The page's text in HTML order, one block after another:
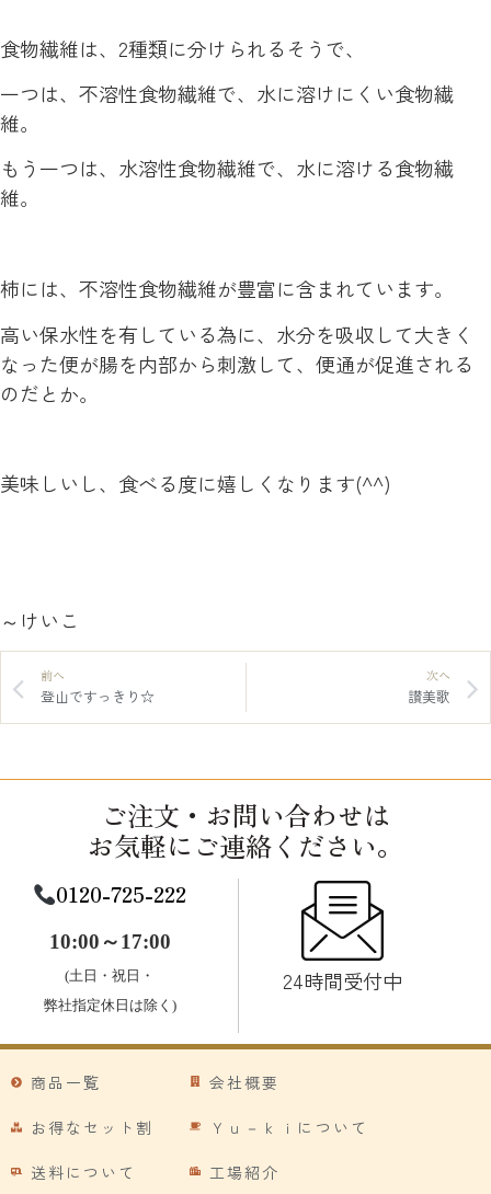
食物繊維は、2種類に分けられるそうで、
一つは、不溶性食物繊維で、水に溶けにくい食物繊
維。
もう一つは、水溶性食物繊維で、水に溶ける食物繊
維。
柿には、不溶性食物繊維が豊富に含まれています。
高い保水性を有している為に、水分を吸収して大きく
なった便が腸を内部から刺激して、便通が促進される
のだとか。
美味しいし、食べる度に嬉しくなります(^^)
～けいこ
前へ
登山ですっきり☆
次へ
讃美歌
ご注文・お問い合わせは
お気軽にご連絡ください。
0120-725-222
10:00～17:00
(土日・祝日・
弊社指定休日は除く)
24時間受付中
商品一覧
お得なセット割
送料について
会社概要
Ｙｕ－ｋｉについて
工場紹介